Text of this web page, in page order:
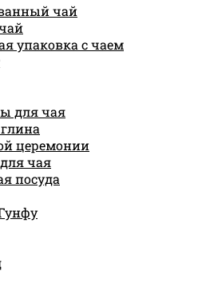
чай
упаковка с чаем
для чая
церемонии
чая
посуда